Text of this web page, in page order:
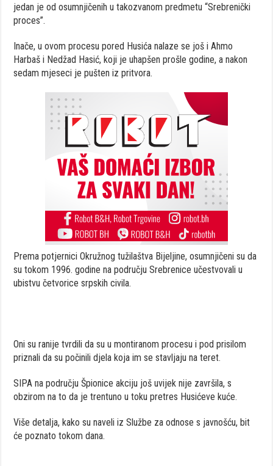
jedan je od osumnjičenih u takozvanom predmetu “Srebrenički
proces”.
Inače, u ovom procesu pored Husića nalaze se još i Ahmo
Harbaš i Nedžad Hasić, koji je uhapšen prošle godine, a nakon
sedam mjeseci je pušten iz pritvora.
Prema potjernici Okružnog tužilaštva Bijeljine, osumnjičeni su da
su tokom 1996. godine na području Srebrenice učestvovali u
ubistvu četvorice srpskih civila.
Oni su ranije tvrdili da su u montiranom procesu i pod prisilom
priznali da su počinili djela koja im se stavljaju na teret.
SIPA na području Špionice akciju još uvijek nije završila, s
obzirom na to da je trentuno u toku pretres Husićeve kuće.
Više detalja, kako su naveli iz Službe za odnose s javnošću, bit
će poznato tokom dana.